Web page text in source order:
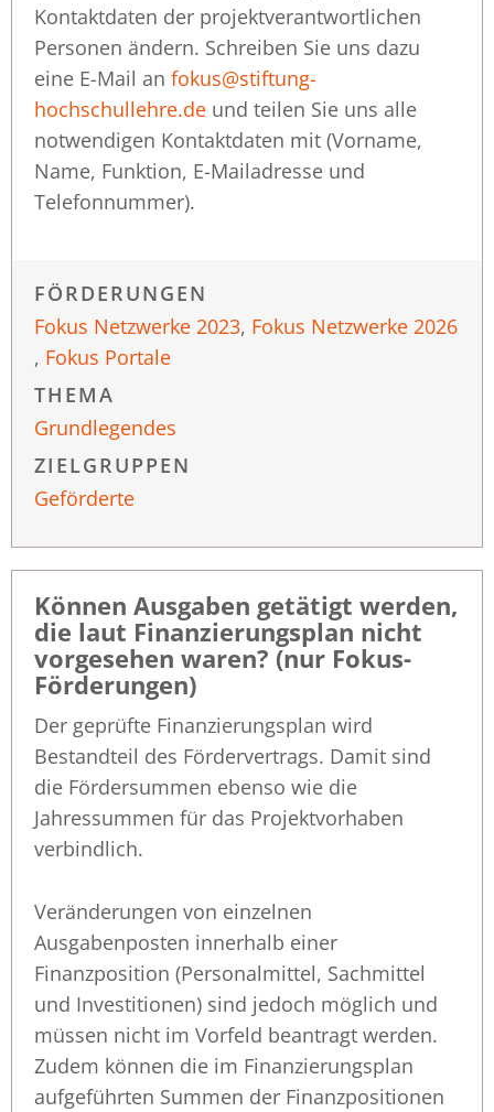
Kontaktdaten der projektverantwortlichen
Personen ändern. Schreiben Sie uns dazu
eine E-Mail an fokus@stiftung-
hochschullehre.de und teilen Sie uns alle
notwendigen Kontaktdaten mit (Vorname,
Name, Funktion, E-Mailadresse und
Telefonnummer).
FÖRDERUNGEN
Fokus Netzwerke 2023, Fokus Netzwerke 2026
, Fokus Portale
THEMA
Grundlegendes
ZIELGRUPPEN
Geförderte
Können Ausgaben getätigt werden,
die laut Finanzierungsplan nicht
vorgesehen waren? (nur Fokus-
Förderungen)
Der geprüfte Finanzierungsplan wird
Bestandteil des Fördervertrags. Damit sind
die Fördersummen ebenso wie die
Jahressummen für das Projektvorhaben
verbindlich.
Veränderungen von einzelnen
Ausgabenposten innerhalb einer
Finanzposition (Personalmittel, Sachmittel
und Investitionen) sind jedoch möglich und
müssen nicht im Vorfeld beantragt werden.
Zudem können die im Finanzierungsplan
aufgeführten Summen der Finanzpositionen